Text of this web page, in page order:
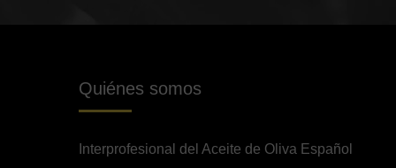
Quiénes somos
Interprofesional del Aceite de Oliva Español